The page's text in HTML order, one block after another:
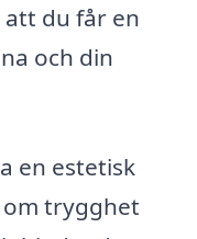
du får en
och din
en estetisk
trygghet